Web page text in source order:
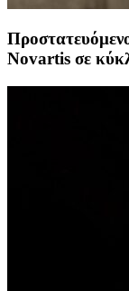
Novartis σε